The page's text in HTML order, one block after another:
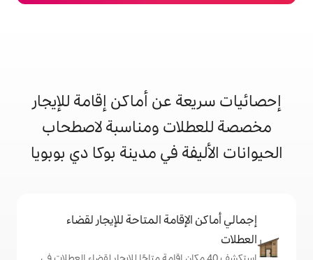
عن أماكن إقامة للإيجار
ومناسبة لاصطحاب
في مدينة بوكا دي بوبويا
المتاحة للإيجار لقضاء